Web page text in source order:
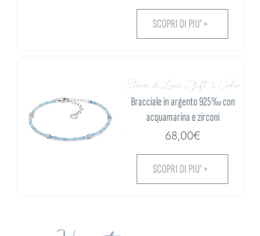
SCOPRI DI PIU' >
Storia di Luce Gift & Color
Bracciale in argento 925‰ con
acquamarina e zirconi
68,00€
SCOPRI DI PIU' >